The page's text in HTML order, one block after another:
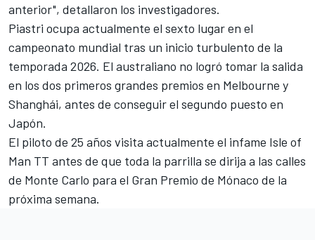
anterior", detallaron los investigadores.
Piastri ocupa actualmente el sexto lugar en el
campeonato mundial tras un inicio turbulento de la
temporada 2026. El australiano no logró tomar la salida
en los dos primeros grandes premios en Melbourne y
Shanghái, antes de conseguir el segundo puesto en
Japón.
El piloto de 25 años visita actualmente el infame Isle of
Man TT antes de que toda la parrilla se dirija a las calles
de Monte Carlo para el Gran Premio de Mónaco de la
próxima semana.